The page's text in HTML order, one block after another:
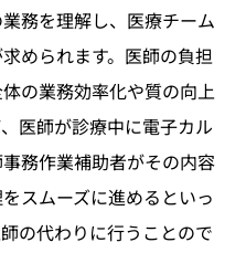
務を理解し、医療チーム
められます。医師の負担
の業務効率化や質の向上
医師が診療中に電子カル
務作業補助者がその内容
スムーズに進めるといっ
の代わりに行うことので